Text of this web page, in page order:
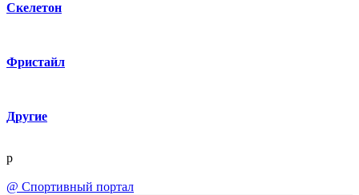
Скелетон
Фристайл
Другие
p
@ Спортивный портал